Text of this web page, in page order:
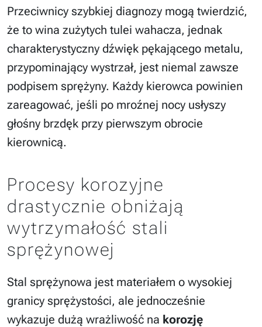
Przeciwnicy szybkiej diagnozy mogą twierdzić,
że to wina zużytych tulei wahacza, jednak
charakterystyczny dźwięk pękającego metalu,
przypominający wystrzał, jest niemal zawsze
podpisem sprężyny. Każdy kierowca powinien
zareagować, jeśli po mroźnej nocy usłyszy
głośny brzdęk przy pierwszym obrocie
kierownicą.
Procesy korozyjne
drastycznie obniżają
wytrzymałość stali
sprężynowej
Stal sprężynowa jest materiałem o wysokiej
granicy sprężystości, ale jednocześnie
wykazuje dużą wrażliwość na korozję